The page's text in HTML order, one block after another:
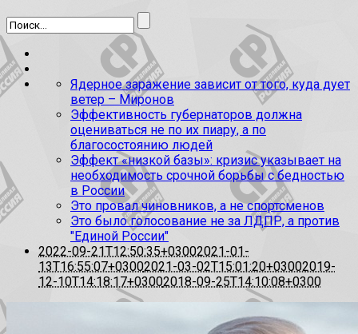
Ядерное заражение зависит от того, куда дует
ветер – Миронов
Эффективность губернаторов должна
оцениваться не по их пиару, а по
благосостоянию людей
Эффект «низкой базы»: кризис указывает на
необходимость срочной борьбы с бедностью
в России
Это провал чиновников, а не спортсменов
Это было голосование не за ЛДПР, а против
"Единой России"
2022-09-21T12:50:35+03002021-01-
13T16:55:07+03002021-03-02T15:01:20+03002019-
12-10T14:18:17+03002018-09-25T14:10:08+0300